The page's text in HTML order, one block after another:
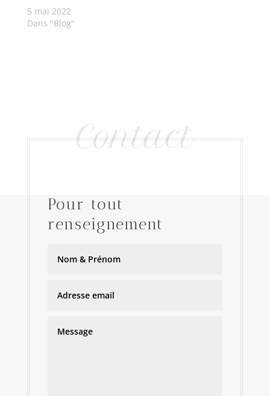
5 mai 2022
Dans "Blog"
Contact
Pour tout
renseignement